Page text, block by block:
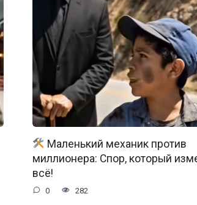
Маленький механик против
миллионера: Спор, который
всё!
0 282